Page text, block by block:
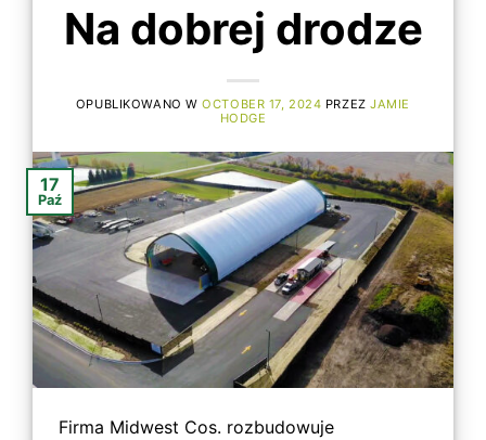
Na dobrej drodze
OPUBLIKOWANO WOCTOBER 17, 2024 PRZEZJAMIE
HODGE
17
Paź
Firma Midwest Cos. rozbudowuje